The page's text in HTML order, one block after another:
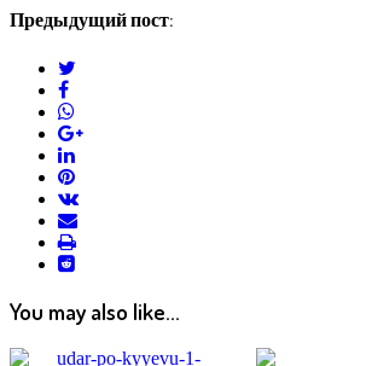
Предыдущий пост:
facebook
google+
linkedin
pinterest
vkontakte
email
print
reddit
reddit
You may also like...